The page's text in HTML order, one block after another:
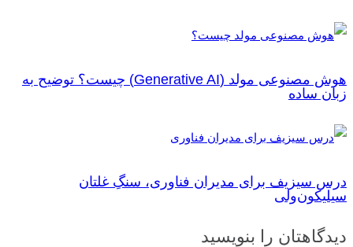
هوش مصنوعی مولد (Generative AI) چیست؟ توضیح به
زبان ساده
درس‌ سیزیف برای مدیران فناوری، سنگِ غلتان
سیلیکون‌ولی
دیدگاهتان را بنویسید